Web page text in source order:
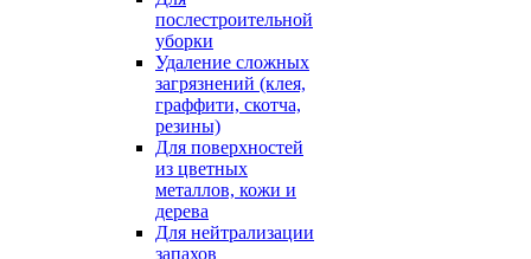
послестроительной
уборки
Удаление сложных
загрязнений (клея,
граффити, скотча,
резины)
Для поверхностей
из цветных
металлов, кожи и
дерева
Для нейтрализации
запахов